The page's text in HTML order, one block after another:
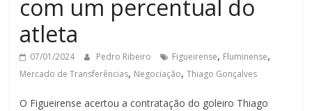
com um percentual do
atleta
07/01/2024 Pedro Ribeiro Figueirense, Fluminense,
Mercado de Transferências, Negociação,Thiago Gonçalves
O Figueirense acertou a contratação do goleiro Thiago